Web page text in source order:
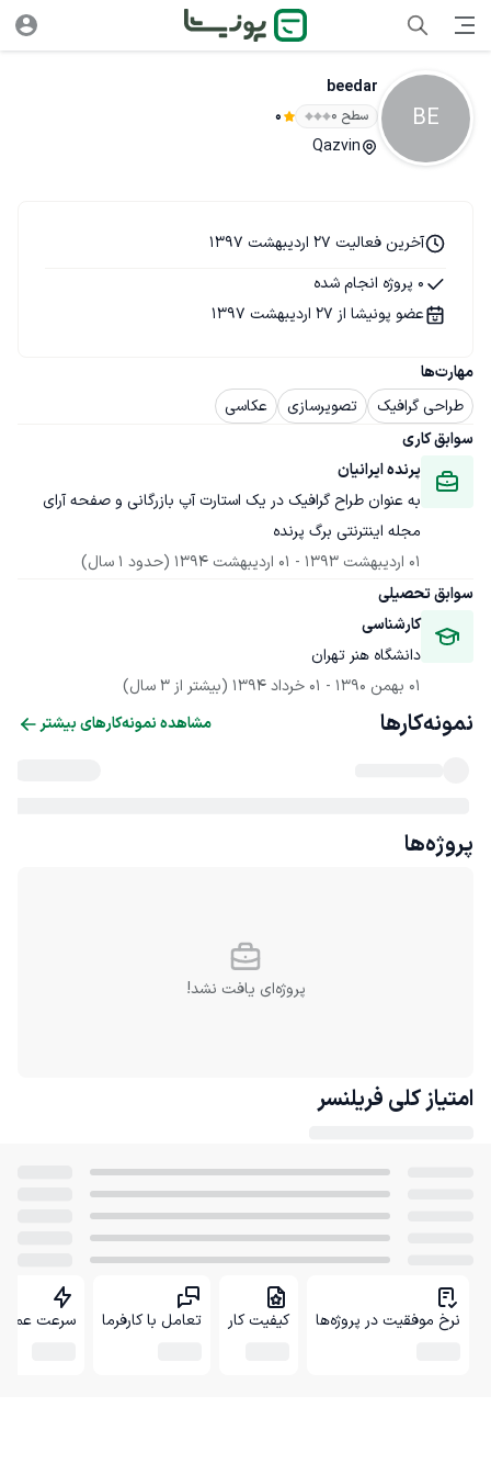
BE
beedar
سطح ۰ 0
Qazvin
مهارت‌ها
طراحی گرافیک
تصویرسازی
عکاسی
سوابق کاری
پرنده ایرانیان
به عنوان طراح گرافیک در یک استارت آپ بازرگانی و صفحه آرای
مجله اینترنتی برگ پرنده
01 اردیبهشت 1393
- 01 اردیبهشت 1394
(حدود 1 سال)
سوابق تحصیلی
کارشناسی
دانشگاه هنر تهران
01 بهمن 1390
- 01 خرداد 1394 (بیشتر از 3 سال)
آخرین فعالیت 27 اردیبهشت 1397
0 پروژه انجام شده
عضو پونیشا از 27 اردیبهشت 1397
نمونه‌کارها مشاهده نمونه‌کارهای بیشتر
پروژه‌ها
پروژه‌ای یافت نشد!
امتیاز کلی فریلنسر
نرخ موفقیت در پروژه‌ها کیفیت کار تعامل با کارفرما سرعت عمل